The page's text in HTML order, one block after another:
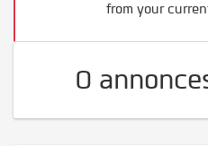
from your
0